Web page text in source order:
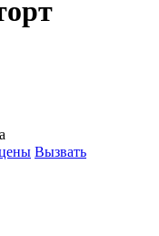
Вызвать